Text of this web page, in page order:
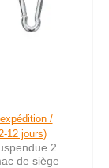
/
12 jours)
2
de siège